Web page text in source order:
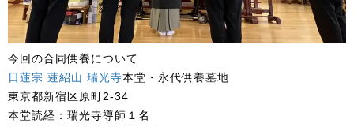
今回の合同供養について
日蓮宗 蓮紹山 瑞光寺本堂・永代供養墓地
東京都新宿区原町2-34
本堂読経：瑞光寺導師１名